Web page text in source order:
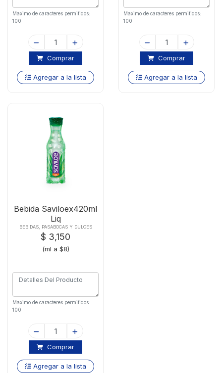
Maximo de caracteres permitidos:
100
Comprar
Agregar a la lista
Maximo de caracteres permitidos:
100
Comprar
Agregar a la lista
Bebida Saviloex420ml
Liq
BEBIDAS, PASABOCAS Y DULCES
$ 3,150
(ml a $8)
Maximo de caracteres permitidos:
100
Comprar
Agregar a la lista